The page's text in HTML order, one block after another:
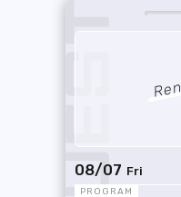
Ren
08/07 Fri